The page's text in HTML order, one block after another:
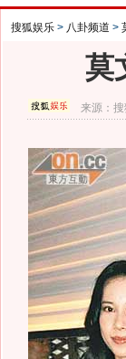
搜狐娱乐 > 八卦频道 >
莫
来源：